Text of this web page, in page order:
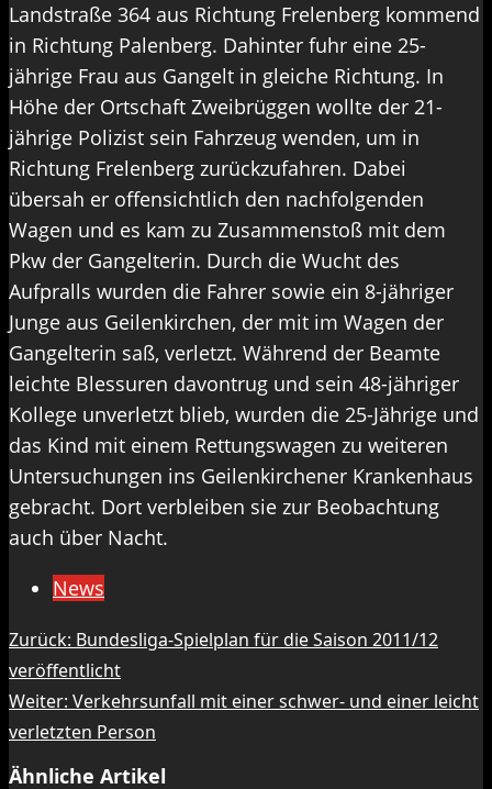
Landstraße 364 aus Richtung Frelenberg kommend
in Richtung Palenberg. Dahinter fuhr eine 25-
jährige Frau aus Gangelt in gleiche Richtung. In
Höhe der Ortschaft Zweibrüggen wollte der 21-
jährige Polizist sein Fahrzeug wenden, um in
Richtung Frelenberg zurückzufahren. Dabei
übersah er offensichtlich den nachfolgenden
Wagen und es kam zu Zusammenstoß mit dem
Pkw der Gangelterin. Durch die Wucht des
Aufpralls wurden die Fahrer sowie ein 8-jähriger
Junge aus Geilenkirchen, der mit im Wagen der
Gangelterin saß, verletzt. Während der Beamte
leichte Blessuren davontrug und sein 48-jähriger
Kollege unverletzt blieb, wurden die 25-Jährige und
das Kind mit einem Rettungswagen zu weiteren
Untersuchungen ins Geilenkirchener Krankenhaus
gebracht. Dort verbleiben sie zur Beobachtung
auch über Nacht.
News
Beitragsnavigation
Zurück: Bundesliga-Spielplan für die Saison 2011/12
veröffentlicht
Weiter: Verkehrsunfall mit einer schwer- und einer leicht
verletzten Person
Ähnliche Artikel